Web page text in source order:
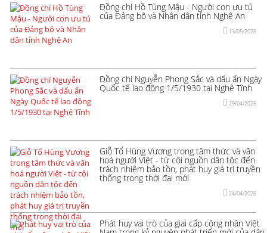
Đồng chí Hồ Tùng Mậu - Người con ưu tú
của Đảng bộ và Nhân dân tỉnh Nghệ An
13/05/2026
Đồng chí Nguyễn Phong Sắc và dấu ấn Ngày
Quốc tế lao động 1/5/1930 tại Nghệ Tĩnh
29/04/2026
Giỗ Tổ Hùng Vương trong tâm thức và văn
hoá người Việt - từ cội nguồn dân tộc đến
trách nhiệm bảo tồn, phát huy giá trị truyền
thống trong thời đại mới
24/04/2026
Phát huy vai trò của giai cấp công nhân Việt